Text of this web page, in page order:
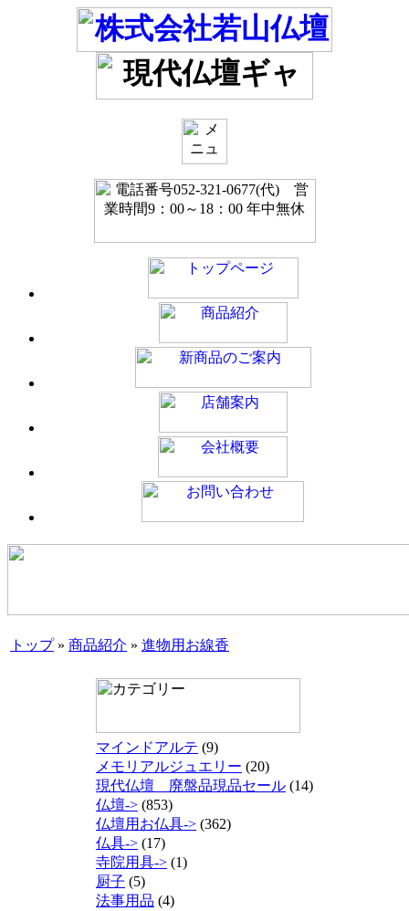
トップ» 商品紹介 » 進物用お線香
マインドアルテ (9)
メモリアルジュエリー (20)
現代仏壇 廃盤品現品セール (14)
仏壇-> (853)
仏壇用お仏具-> (362)
仏具-> (17)
寺院用具-> (1)
厨子 (5)
法事用品 (4)